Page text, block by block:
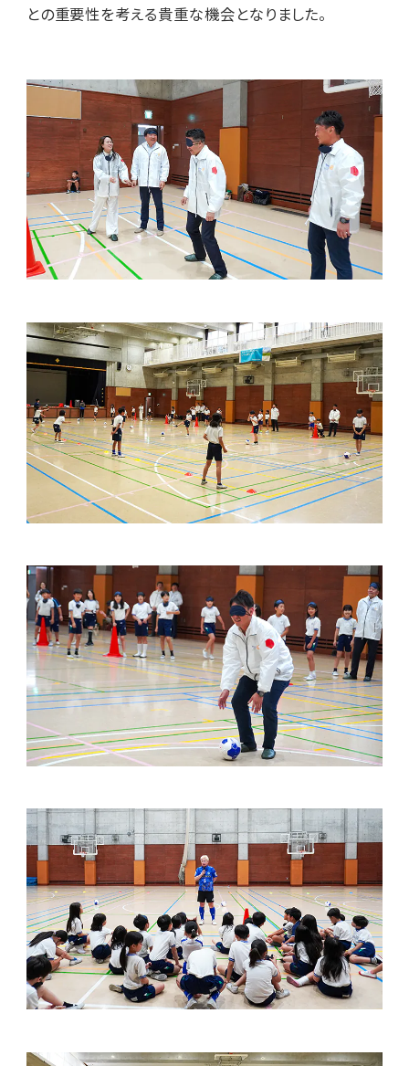
との重要性を考える貴重な機会となりました。